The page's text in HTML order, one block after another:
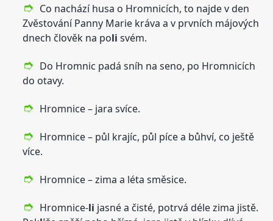
Co nachází husa o Hromnicích, to najde v den
Zvěstování Panny Marie kráva a v prvních májových
dnech člověk na poli svém.
Do Hromnic padá sníh na seno, po Hromnicích
do otavy.
Hromnice – jara svíce.
Hromnice – půl krajíc, půl píce a bůhví, co ještě
více.
Hromnice – zima a léta směsice.
Hromnice-li jasné a čisté, potrvá déle zima jistě.